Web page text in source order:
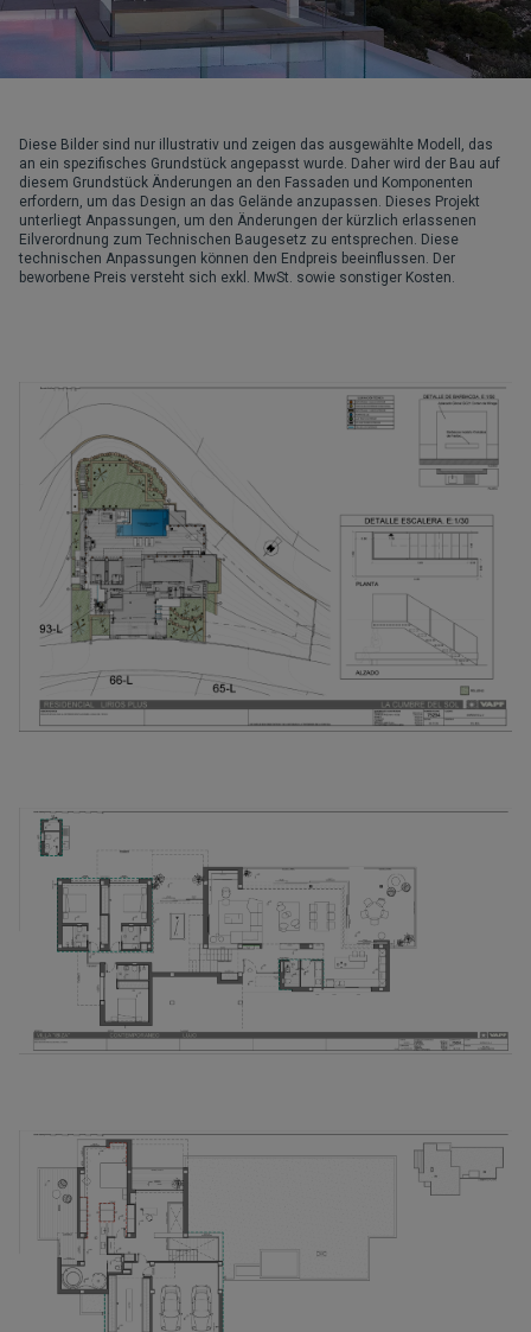
Diese Bilder sind nur illustrativ und zeigen das ausgewählte Modell, das
an ein spezifisches Grundstück angepasst wurde. Daher wird der Bau auf
diesem Grundstück Änderungen an den Fassaden und Komponenten
erfordern, um das Design an das Gelände anzupassen. Dieses Projekt
unterliegt Anpassungen, um den Änderungen der kürzlich erlassenen
Eilverordnung zum Technischen Baugesetz zu entsprechen. Diese
technischen Anpassungen können den Endpreis beeinflussen. Der
beworbene Preis versteht sich exkl. MwSt. sowie sonstiger Kosten.